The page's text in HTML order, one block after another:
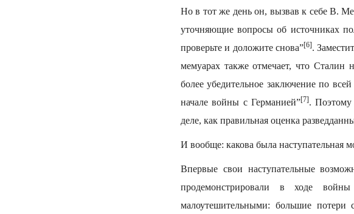
Но в тот же день он, вызвав к себе В.
уточняющие вопросы об источниках
проверьте и доложите снова”[6].
мемуарах также отмечает, что Сталин
более убедительное заключение по
начале войны с Германией”[7]. Поэтому
деле, как правильная оценка
И вообще: какова была наступательная
Впервые свои наступательные
продемонстрировали в ходе
малоутешительными: большие потери